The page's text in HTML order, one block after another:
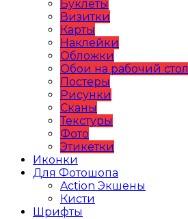
Буклеты
Визитки
Карты
Наклейки
Обложки
Обои на рабочий стол
Постеры
Рисунки
Сканы
Текстуры
Фото
Этикетки
Иконки
Для Фотошопа
Action Экшены
Кисти
Шрифты